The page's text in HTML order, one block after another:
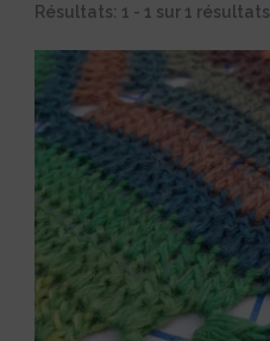
Résultats: 1 - 1 sur 1 résultats